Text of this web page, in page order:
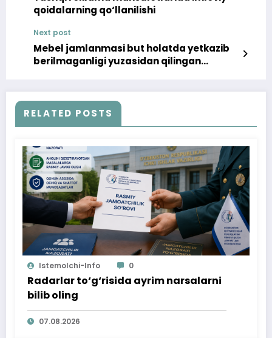
qoidalarning qo‘llanilishi
Next post
Mebel jamlanmasi but holatda yetkazib
berilmaganligi yuzasidan qilingan
RELATED POSTS
Istemolchi-Info 0
Radarlar to‘g‘risida ayrim narsalarni
bilib oling
07.08.2026